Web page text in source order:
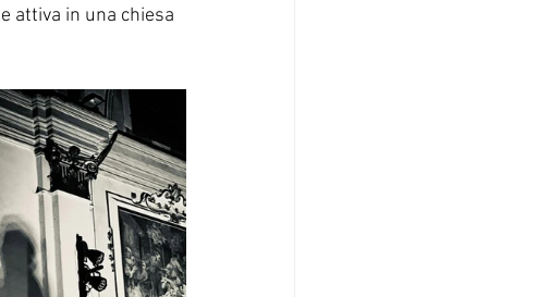
attiva in una chiesa